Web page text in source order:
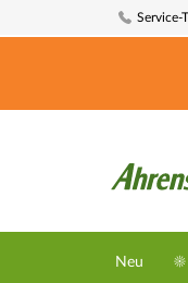
Service-
Neu ☀️